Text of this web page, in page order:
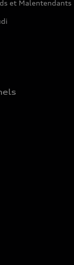
et Malentendants